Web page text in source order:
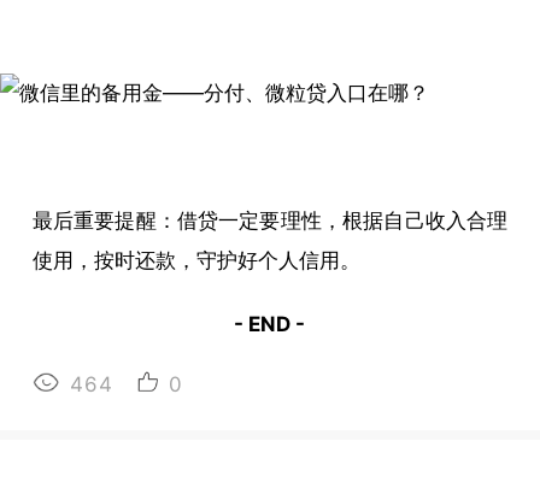
最后重要提醒：借贷一定要理性，根据自己收入合理
使用，按时还款，守护好个人信用。
- END -
464 0